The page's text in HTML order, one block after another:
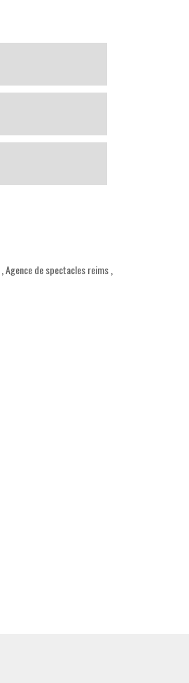
Agence de spectacles reims